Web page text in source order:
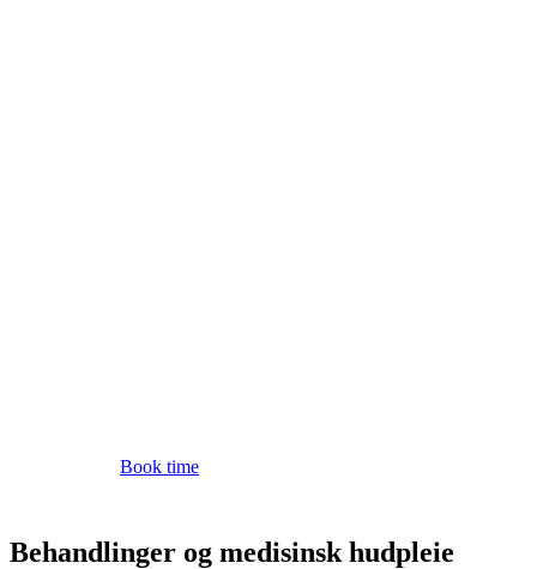
Book time
Behandlinger og medisinsk hudpleie